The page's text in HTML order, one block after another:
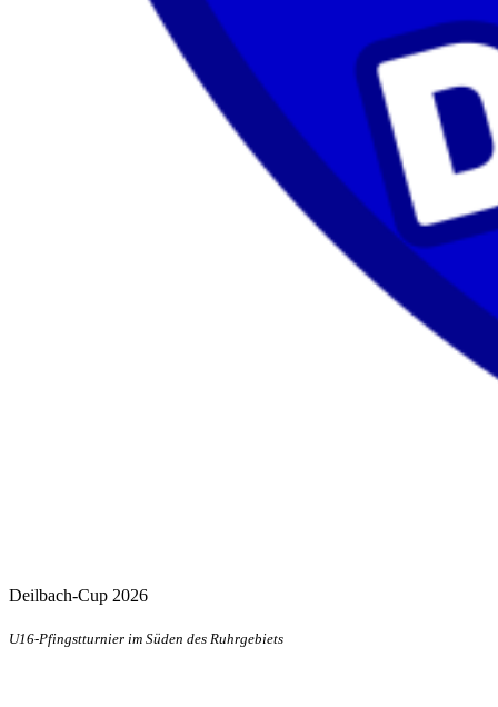
Deilbach-Cup 2026
U16-Pfingstturnier im Süden des Ruhrgebiets